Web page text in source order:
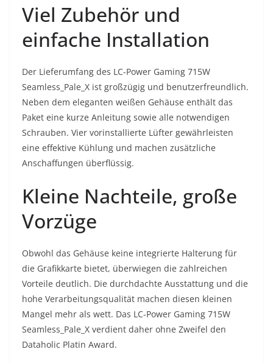
Viel Zubehör und
einfache Installation
Der Lieferumfang des LC-Power Gaming 715W
Seamless_Pale_X ist großzügig und benutzerfreundlich.
Neben dem eleganten weißen Gehäuse enthält das
Paket eine kurze Anleitung sowie alle notwendigen
Schrauben. Vier vorinstallierte Lüfter gewährleisten
eine effektive Kühlung und machen zusätzliche
Anschaffungen überflüssig.
Kleine Nachteile, große
Vorzüge
Obwohl das Gehäuse keine integrierte Halterung für
die Grafikkarte bietet, überwiegen die zahlreichen
Vorteile deutlich. Die durchdachte Ausstattung und die
hohe Verarbeitungsqualität machen diesen kleinen
Mangel mehr als wett. Das LC-Power Gaming 715W
Seamless_Pale_X verdient daher ohne Zweifel den
Dataholic Platin Award.